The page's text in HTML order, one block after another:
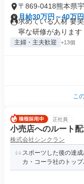
〒869-0418熊本県
月給30万円～40万円
求めている人材 要
寧な研修があります
主婦・主夫歓迎 +13個
こ
正社員
小売店へのルート
株式会社シンクラン
スポーツした後の達
カ・コーラ社のトッ